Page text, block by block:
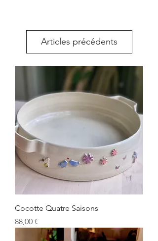
Articles précédents
Cocotte Quatre Saisons
Prix
88,00 €